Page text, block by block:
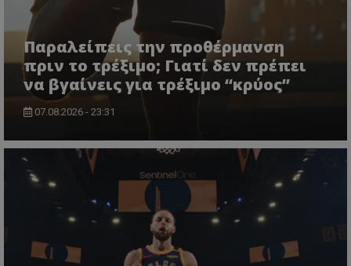
Παραλείπεις την προθέρμανση
πριν το τρέξιμο; Γιατί δεν πρέπει
να βγαίνεις για τρέξιμο “κρύος”
07.08.2026 - 23:31